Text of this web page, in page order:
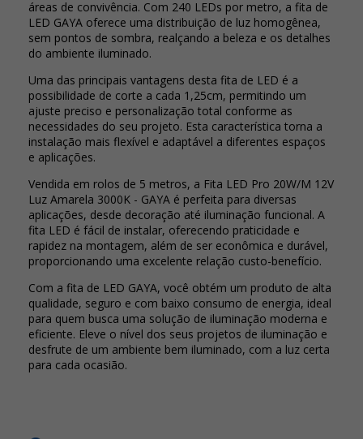
áreas de convivência. Com 240 LEDs por metro, a fita de
LED GAYA oferece uma distribuição de luz homogênea,
sem pontos de sombra, realçando a beleza e os detalhes
do ambiente iluminado.
Uma das principais vantagens desta fita de LED é a
possibilidade de corte a cada 1,25cm, permitindo um
ajuste preciso e personalização total conforme as
necessidades do seu projeto. Esta característica torna a
instalação mais flexível e adaptável a diferentes espaços
e aplicações.
Vendida em rolos de 5 metros, a Fita LED Pro 20W/M 12V
Luz Amarela 3000K - GAYA é perfeita para diversas
aplicações, desde decoração até iluminação funcional. A
fita LED é fácil de instalar, oferecendo praticidade e
rapidez na montagem, além de ser econômica e durável,
proporcionando uma excelente relação custo-benefício.
Com a fita de LED GAYA, você obtém um produto de alta
qualidade, seguro e com baixo consumo de energia, ideal
para quem busca uma solução de iluminação moderna e
eficiente. Eleve o nível dos seus projetos de iluminação e
desfrute de um ambiente bem iluminado, com a luz certa
para cada ocasião.